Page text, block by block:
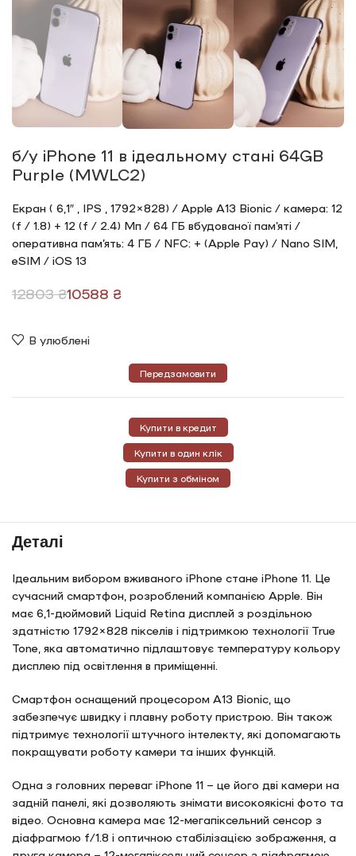
б/у iPhone 11 в ідеальному стані 64GB
Purple (MWLC2)
Екран ( 6,1″ , IPS , 1792×828) / Apple A13 Bionic / камера: 12
(f / 1.8) + 12 (f / 2.4) Мп / 64 ГБ вбудованої пам’яті /
оперативна пам’ять: 4 ГБ / NFC: + (Apple Pay) / Nano SIM,
eSIM / iOS 13
12803₴10588 ₴
В улюблені
Передзамовити
Купити в кредит
Купити в один клік
Купити з обміном
Деталі
Ідеальним вибором вживаного iPhone стане iPhone 11. Це
сучасний смартфон, розроблений компанією Apple. Він
має 6,1-дюймовий Liquid Retina дисплей з роздільною
здатністю 1792×828 пікселів і підтримкою технології True
Tone, яка автоматично підлаштовує температуру кольору
дисплею під освітлення в приміщенні.
Смартфон оснащений процесором A13 Bionic, що
забезпечує швидку і плавну роботу пристрою. Він також
підтримує технології штучного інтелекту, які допомагають
покращувати роботу камери та інших функцій.
Одна з головних переваг iPhone 11 – це його дві камери на
задній панелі, які дозволяють знімати високоякісні фото та
відео. Основна камера має 12-мегапіксельний сенсор з
діафрагмою f/1.8 і оптичною стабілізацією зображення, а